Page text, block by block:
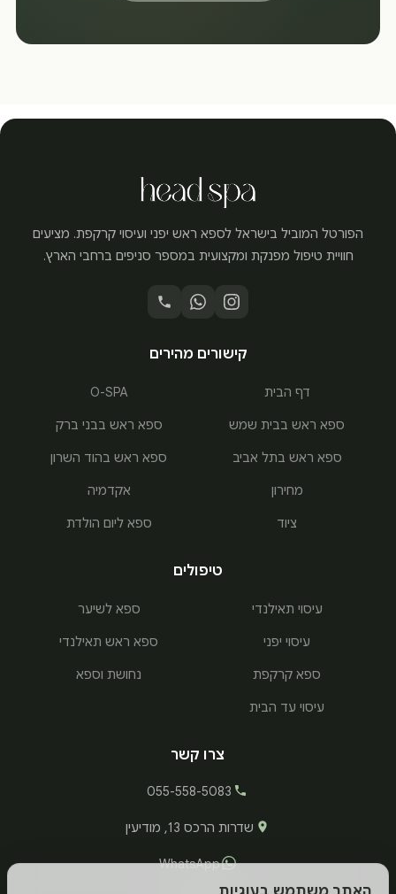
הפורטל המוביל בישראל לספא ראש יפני ועיסוי קרקפת. מציעים
חוויית טיפול מפנקת ומקצועית במספר סניפים ברחבי הארץ.
קישורים מהירים
דף הבית O-SPA
ספא ראש בבית שמש ספא ראש בבני ברק
ספא ראש בתל אביב ספא ראש בהוד השרון
מחירון אקדמיה
ציוד ספא ליום הולדת
טיפולים
עיסוי תאילנדי ספא לשיער
עיסוי יפני ספא ראש תאילנדי
ספא קרקפת נחושת וספא
עיסוי עד הבית
צרו קשר
055-558-5083
שדרות הרכס 13, מודיעין
WhatsApp